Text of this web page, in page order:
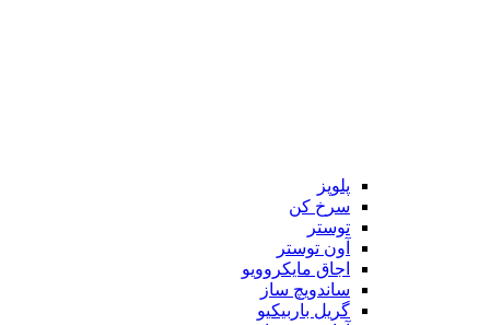
پلوپز
سرخ کن
توستر
آون توستر
اجاق مایکروویو
ساندویچ ساز
گریل باربیکیو